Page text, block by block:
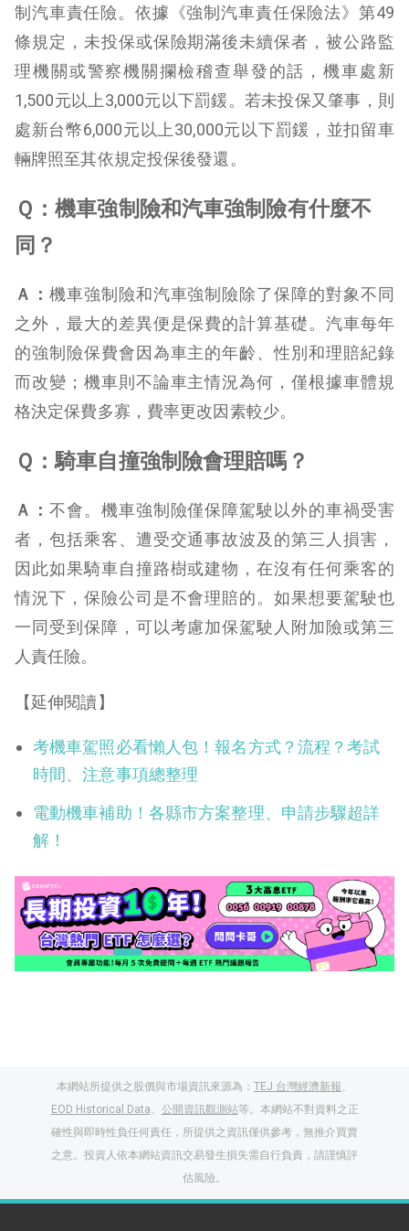
制汽車責任險。依據《強制汽車責任保險法》第49
條規定，未投保或保險期滿後未續保者，被公路監
理機關或警察機關攔檢稽查舉發的話，機車處新
1,500元以上3,000元以下罰鍰。若未投保又肇事，則
處新台幣6,000元以上30,000元以下罰鍰，並扣留車
輛牌照至其依規定投保後發還。
Ｑ：機車強制險和汽車強制險有什麼不
同？
Ａ： 機車強制險和汽車強制險除了保障的對象不同
之外，最大的差異便是保費的計算基礎。汽車每年
的強制險保費會因為車主的年齡、性別和理賠紀錄
而改變；機車則不論車主情況為何，僅根據車體規
格決定保費多寡，費率更改因素較少。
Ｑ：騎車自撞強制險會理賠嗎？
Ａ： 不會。機車強制險僅保障駕駛以外的車禍受害
者，包括乘客、遭受交通事故波及的第三人損害，
因此如果騎車自撞路樹或建物，在沒有任何乘客的
情況下，保險公司是不會理賠的。如果想要駕駛也
一同受到保障，可以考慮加保駕駛人附加險或第三
人責任險。
【延伸閱讀】
考機車駕照必看懶人包！報名方式？流程？考試
時間、注意事項總整理
電動機車補助！各縣市方案整理、申請步驟超詳
解！
本網站所提供之股價與市場資訊來源為： TEJ 台灣經濟新報、
EOD Historical Data、 公開資訊觀測站等。本網站不對資料之正
確性與即時性負任何責任，所提供之資訊僅供參考，無推介買賣
之意。投資人依本網站資訊交易發生損失需自行負責，請謹慎評
估風險。